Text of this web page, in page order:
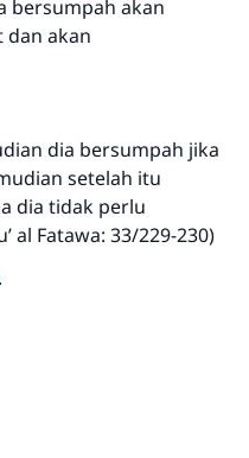
bersumpah akan
akan
dia bersumpah jika
setelah itu
dia tidak perlu
al Fatawa: 33/229-230)
.